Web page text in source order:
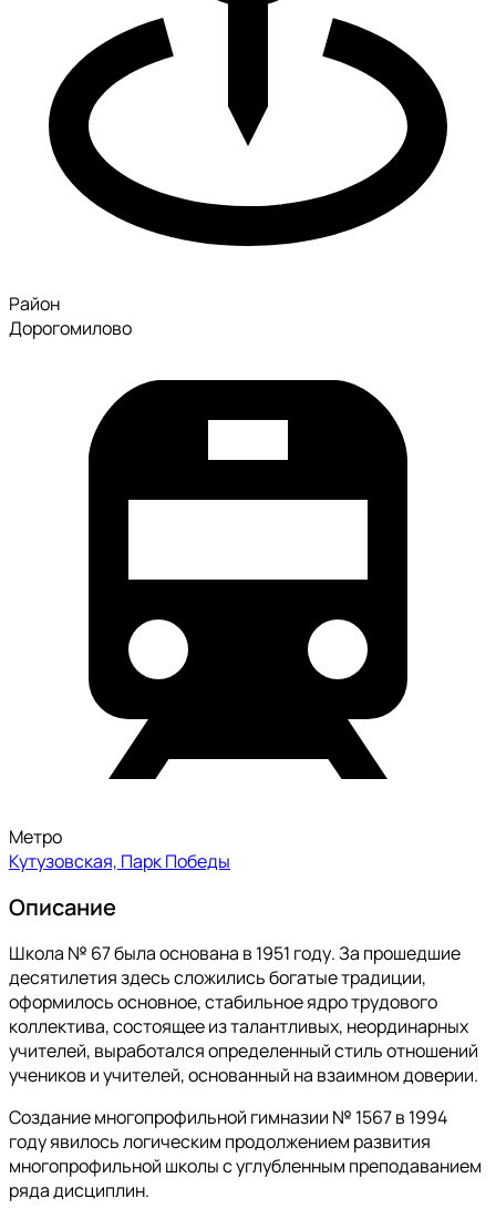
Район
Дорогомилово
Метро
Кутузовская, Парк Победы
Описание
Школа № 67 была основана в 1951 году. За прошедшие
десятилетия здесь сложились богатые традиции,
оформилось основное, стабильное ядро трудового
коллектива, состоящее из талантливых, неординарных
учителей, выработался определенный стиль отношений
учеников и учителей, основанный на взаимном доверии.
Создание многопрофильной гимназии № 1567 в 1994
году явилось логическим продолжением развития
многопрофильной школы с углубленным преподаванием
ряда дисциплин.